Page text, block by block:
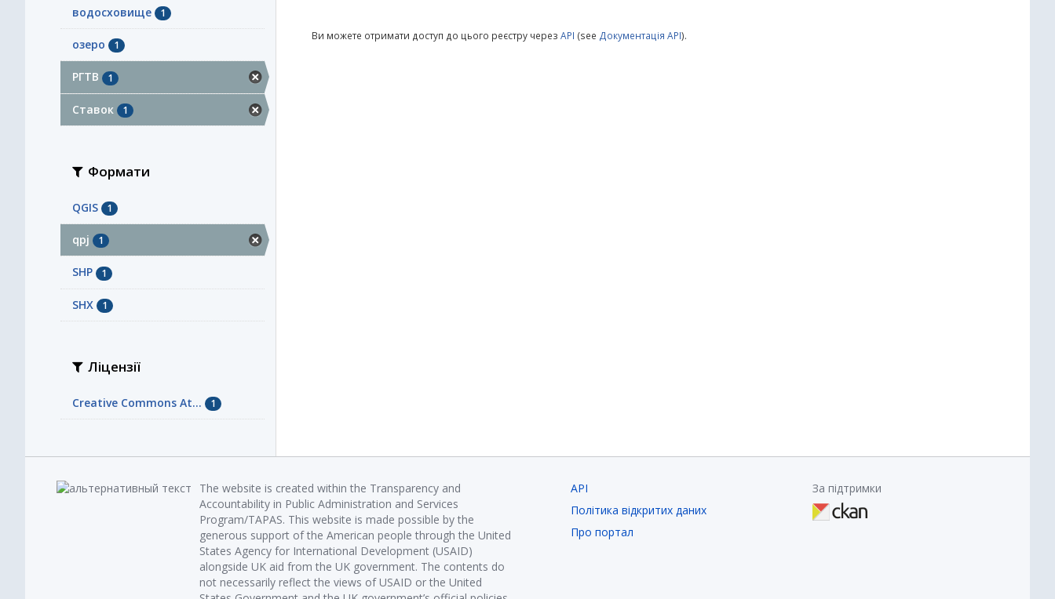
водосховище 1
озеро 1
РГТВ 1
Ставок 1
Формати
QGIS 1
qpj 1
SHP 1
SHX 1
Ліцензії
Creative Commons At... 1
Ви можете отримати доступ до цього реєстру через API (see Документація API).
The website is created within the Transparency and
Accountability in Public Administration and Services
Program/TAPAS. This website is made possible by the
generous support of the American people through the United
States Agency for International Development (USAID)
alongside UK aid from the UK government. The contents do
not necessarily reflect the views of USAID or the United
API
Політика відкритих даних
Про портал
За підтримки